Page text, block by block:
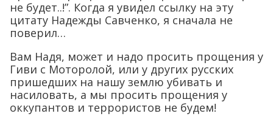
не будет..!”. Когда я увидел ссылку на эту
цитату Надежды Савченко, я сначала не
поверил…
Вам Надя, может и надо просить прощения у
Гиви с Моторолой, или у других русских
пришедших на нашу землю убивать и
насиловать, а мы просить прощения у
оккупантов и террористов не будем!